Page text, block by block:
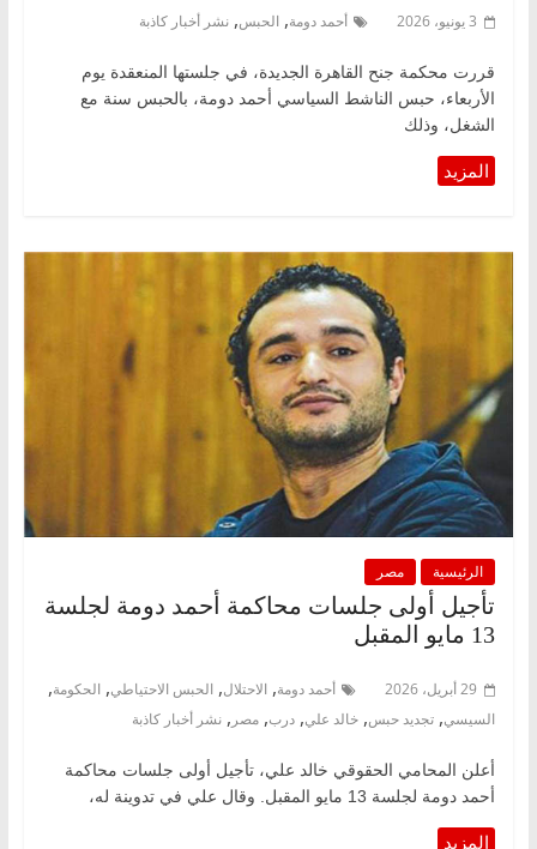
3 يونيو، 2026 أحمد دومة, الحبس, نشر أخبار كاذبة
قررت محكمة جنح القاهرة الجديدة، في جلستها المنعقدة يوم
الأربعاء، حبس الناشط السياسي أحمد دومة، بالحبس سنة مع
الشغل، وذلك
الرئيسية مصر
تأجيل أولى جلسات محاكمة أحمد دومة لجلسة
13 مايو المقبل
29 أبريل، 2026 أحمد دومة, الاحتلال, الحبس الاحتياطي, الحكومة,
السيسي, تجديد حبس, خالد علي, درب, مصر , نشر أخبار كاذبة
أعلن المحامي الحقوقي خالد علي، تأجيل أولى جلسات محاكمة
أحمد دومة لجلسة 13 مايو المقبل. وقال علي في تدوينة له،